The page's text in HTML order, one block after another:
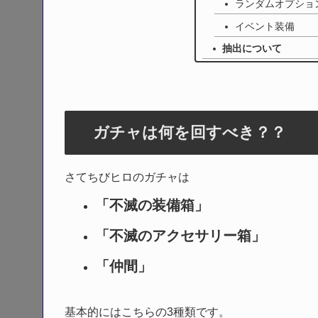
ランダムオプショ
イベント装備
抽出について
ガチャは何を回すべき？？
さてちびヒロのガチャは
「不滅の装備箱」
「不滅のアクセサリー箱」
「仲間」
基本的にはこちらの3種類です。